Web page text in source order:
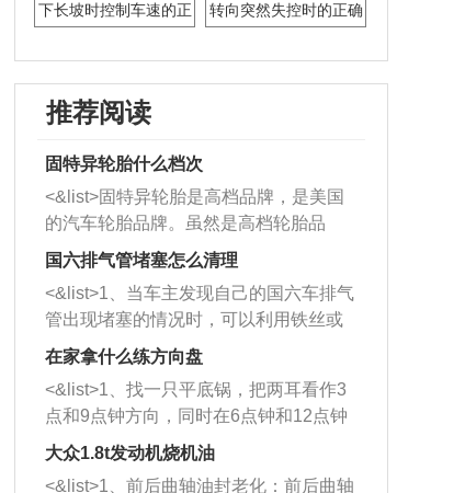
下长坡时控制车速的正
转向突然失控时的正确
推荐阅读
固特异轮胎什么档次
<&list>固特异轮胎是高档品牌，是美国
的汽车轮胎品牌。虽然是高档轮胎品
牌，但是中高低端的轮胎都有生产，这
也是为了更好的开拓市场。
国六排气管堵塞怎么清理
<&list>1、当车主发现自己的国六车排气
管出现堵塞的情况时，可以利用铁丝或
者是细棍，直接将杂物给取出来，如果
堵塞情况比较严重，也可以采取应急措
施。 <&list>2、直接利用木棍将所有的
杂物推到排气管里面的位置处，然后将
三元催化器拆解开，就可以将堵塞的东
西取出来。但如果是因为积碳过多引起
在家拿什么练方向盘
<&list>1、找一只平底锅，把两耳看作3
点和9点钟方向，同时在6点钟和12点钟
方向做一个标记。 <&list>2、双手握住
大众1.8t发动机烧机油
<&list>1、前后曲轴油封老化：前后曲轴